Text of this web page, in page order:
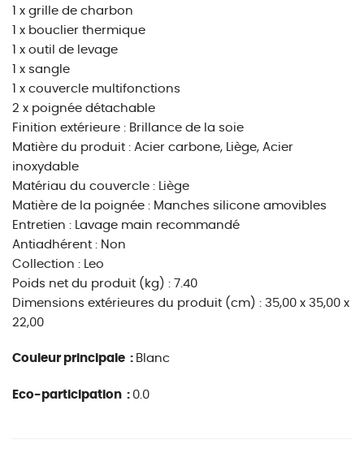
1 x grille de charbon
1 x bouclier thermique
1 x outil de levage
1 x sangle
1 x couvercle multifonctions
2 x poignée détachable
Finition extérieure : Brillance de la soie
Matière du produit : Acier carbone, Liège, Acier
inoxydable
Matériau du couvercle : Liège
Matière de la poignée : Manches silicone amovibles
Entretien : Lavage main recommandé
Antiadhérent : Non
Collection : Leo
Poids net du produit (kg) : 7.40
Dimensions extérieures du produit (cm) : 35,00 x 35,00 x
22,00
Couleur principale : Blanc
Eco-participation : 0.0